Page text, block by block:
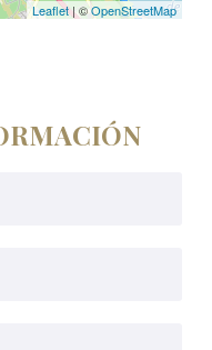
Leaflet| ©OpenStreetMap